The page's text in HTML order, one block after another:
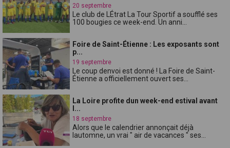
20 septembre
Le club de LÉtrat La Tour Sportif a soufflé ses
100 bougies ce week-end. Un anni...
Foire de Saint-Étienne : Les exposants sont
p...
19 septembre
Le coup denvoi est donné ! La Foire de Saint-
Étienne a officiellement ouvert ses...
La Loire profite dun week-end estival avant
l...
18 septembre
Alors que le calendrier annonçait déjà
lautomne, un vrai " air de vacances " ses...